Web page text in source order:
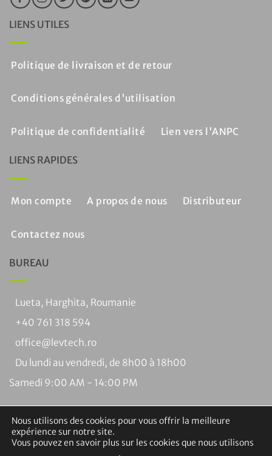
LIENS UTILES
Politique de livraison et de retour
Conditions générales d'utilisation
Politique de confidentialité Lien vers l'ANPC
LIENS RAPIDES
Mon compte A propos de nous Distributeur
Contactez nous
BUREAU
Lueta, Harghita, Roumanie
+40 761 318 594
office@levtech.ro
Du lundi au vendredi, de 8h00 à 18h00
Samedi 9:00 AM - 14:00 PM
Nous utilisons des cookies pour vous offrir la meilleure
expérience sur notre site.
Vous pouvez en savoir plus sur les cookies que nous utilisons